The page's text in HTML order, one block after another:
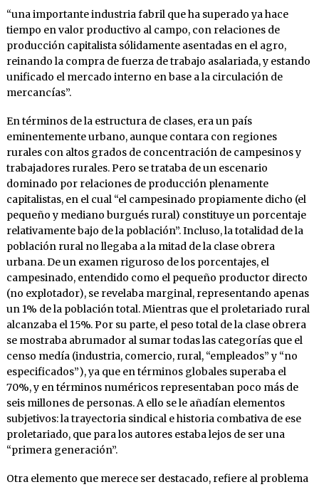
“una importante industria fabril que ha superado ya hace
tiempo en valor productivo al campo, con relaciones de
producción capitalista sólidamente asentadas en el agro,
reinando la compra de fuerza de trabajo asalariada, y estando
unificado el mercado interno en base a la circulación de
mercancías”.
En términos de la estructura de clases, era un país
eminentemente urbano, aunque contara con regiones
rurales con altos grados de concentración de campesinos y
trabajadores rurales. Pero se trataba de un escenario
dominado por relaciones de producción plenamente
capitalistas, en el cual “el campesinado propiamente dicho (el
pequeño y mediano burgués rural) constituye un porcentaje
relativamente bajo de la población”. Incluso, la totalidad de la
población rural no llegaba a la mitad de la clase obrera
urbana. De un examen riguroso de los porcentajes, el
campesinado, entendido como el pequeño productor directo
(no explotador), se revelaba marginal, representando apenas
un 1% de la población total. Mientras que el proletariado rural
alcanzaba el 15%. Por su parte, el peso total de la clase obrera
se mostraba abrumador al sumar todas las categorías que el
censo medía (industria, comercio, rural, “empleados” y “no
especificados”), ya que en términos globales superaba el
70%, y en términos numéricos representaban poco más de
seis millones de personas. A ello se le añadían elementos
subjetivos: la trayectoria sindical e historia combativa de ese
proletariado, que para los autores estaba lejos de ser una
“primera generación”.
Otra elemento que merece ser destacado, refiere al problema